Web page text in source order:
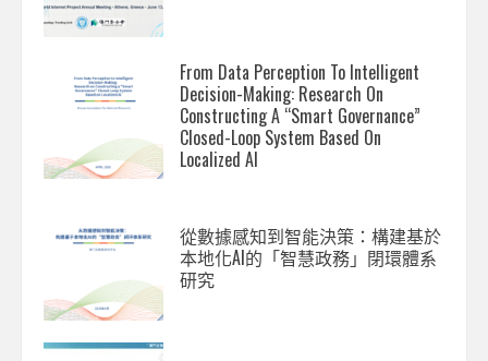
From Data Perception To Intelligent
Decision-Making: Research On
Constructing A “Smart Governance”
Closed-Loop System Based On
Localized AI
從數據感知到智能決策：構建基於
本地化AI的「智慧政務」閉環體系
研究